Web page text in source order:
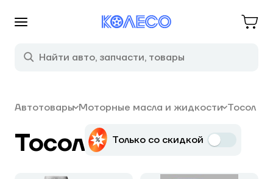
Автотовары Моторные масла и жидкости Тосол
Тосол Только со скидкой